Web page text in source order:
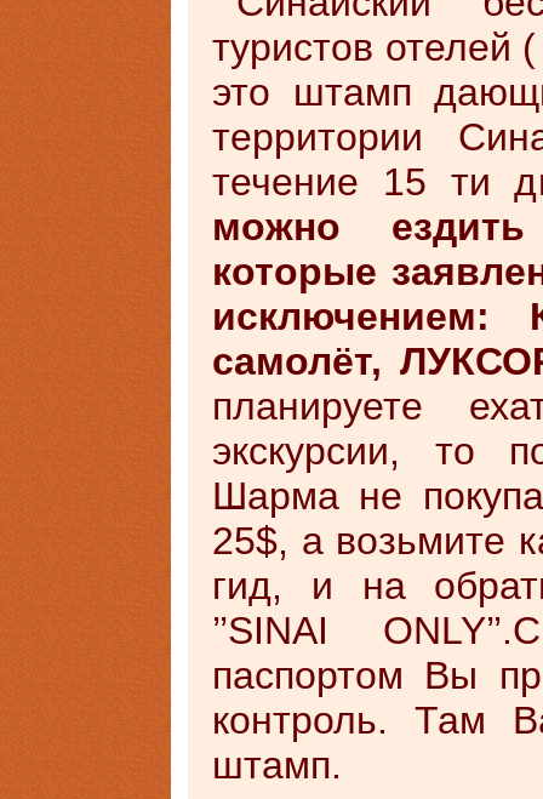
туристов
это штамп
территории
течение 15 ти
можно
которые
исключением:
самолёт,
планируете
экскурсии, то
Шарма не
25$, а возьмите
гид, и на
’’SINAI
паспортом Вы
контроль. Там
штамп.